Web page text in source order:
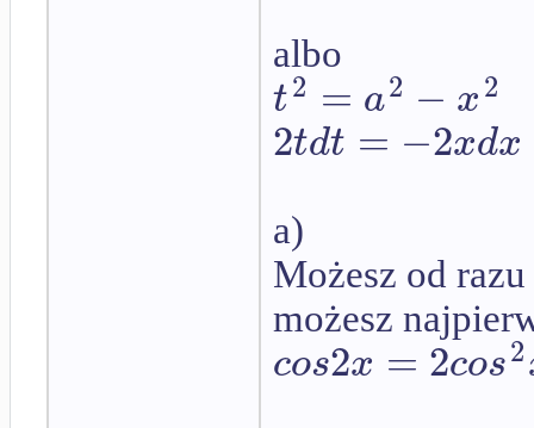
albo
t2 = a2 − x2
2tdt = −2xdx
a)
Możesz od
możesz
cos2x = 2cos2